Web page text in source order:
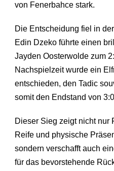
von Fenerbahce stark.
Die Entscheidung fiel in
Edin Dzeko führte einen
Jayden Oosterwolde zum
Nachspielzeit wurde ein
entschieden, den Tadic
somit den Endstand von
Dieser Sieg zeigt nicht nur
Reife und physische
sondern verschafft auch
für das bevorstehende